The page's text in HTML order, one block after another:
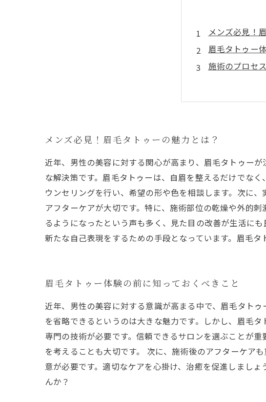
メンズ必見！
眉毛タトゥー
施術のプロセ
眉毛タトゥー
アフターケア
あなたも挑戦
メンズ必見！眉毛タトゥーの魅力とは？
近年、男性の美容に対する関心が高まり、眉毛タトゥー
な解決策です。眉毛タトゥーは、自眉を整えるだけでな
ウンセリングを行い、希望の形や色を相談します。次に
アフターケアが大切です。特に、施術部位の乾燥や外的
るようになったという声も多く、見た目の改善が生活に
新たな自己表現をするための手段となっています。眉毛
眉毛タトゥー体験の前に知っておくべきこと
近年、男性の美容に対する意識が高まる中で、眉毛タト
を省略できるというのは大きな魅力です。しかし、眉毛
専門の技術が必要です。信頼できるサロンを選ぶことが
を考えることも大切です。 次に、施術後のアフターケア
意が必要です。適切なケアを心掛け、治癒を促進しまし
んか？